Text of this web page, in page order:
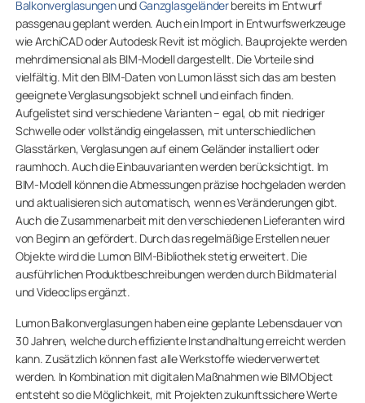
BalkonverglasungenundGanzglasgeländerbereits im Entwurf
passgenau geplant werden. Auch ein Import in Entwurfswerkzeuge
wie ArchiCAD oder Autodesk Revit ist möglich. Bauprojekte werden
mehrdimensional als BIM-Modell dargestellt. Die Vorteile sind
vielfältig. Mit den BIM-Daten von Lumon lässt sich das am besten
geeignete Verglasungsobjekt schnell und einfach finden.
Aufgelistet sind verschiedene Varianten – egal, ob mit niedriger
Schwelle oder vollständig eingelassen, mit unterschiedlichen
Glasstärken, Verglasungen auf einem Geländer installiert oder
raumhoch. Auch die Einbauvarianten werden berücksichtigt. Im
BIM-Modell können die Abmessungen präzise hochgeladen werden
und aktualisieren sich automatisch, wenn es Veränderungen gibt.
Auch die Zusammenarbeit mit den verschiedenen Lieferanten wird
von Beginn an gefördert. Durch das regelmäßige Erstellen neuer
Objekte wird die Lumon BIM-Bibliothek stetig erweitert. Die
ausführlichen Produktbeschreibungen werden durch Bildmaterial
und Videoclips ergänzt.
Lumon Balkonverglasungen haben eine geplante Lebensdauer von
30 Jahren, welche durch effiziente Instandhaltung erreicht werden
kann. Zusätzlich können fast alle Werkstoffe wiederverwertet
werden. In Kombination mit digitalen Maßnahmen wie BIMObject
entsteht so die Möglichkeit, mit Projekten zukunftssichere Werte